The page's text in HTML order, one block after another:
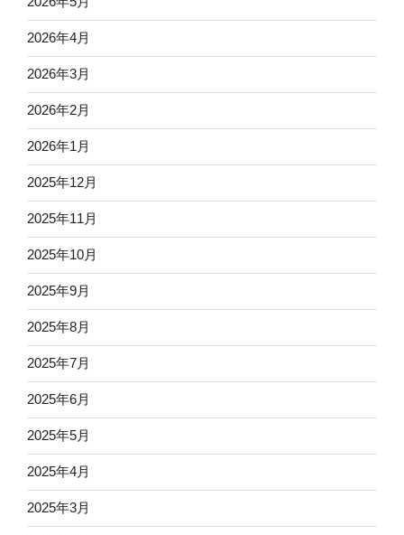
2026年4月
2026年3月
2026年2月
2026年1月
2025年12月
2025年11月
2025年10月
2025年9月
2025年8月
2025年7月
2025年6月
2025年5月
2025年4月
2025年3月